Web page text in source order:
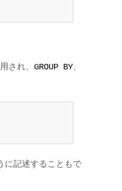
され、 GROUP BY、
に記述することもで